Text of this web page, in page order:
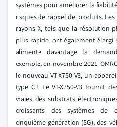
systèmes pour améliorer la
risques de rappel de produits.
rayons X, tels que la résolution
plus rapide, ont également élargi
alimente davantage la
exemple, en novembre 2021,
le nouveau VT-X750-V3, un
type CT. Le VT-X750-V3 fournit
vraies des substrats
croissants des systèmes de
cinquième génération (5G), des